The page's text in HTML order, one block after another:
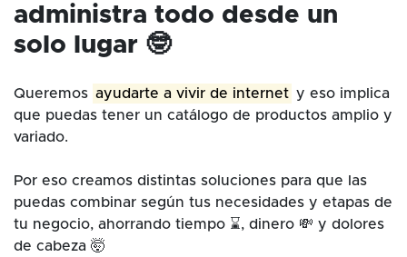
administra todo desde un
solo lugar 🤓
Queremos ayudarte a vivir de internet y eso implica
que puedas tener un catálogo de productos amplio y
variado.
Por eso creamos distintas soluciones para que las
puedas combinar según tus necesidades y etapas de
tu negocio, ahorrando tiempo ⌛, dinero 💸 y dolores
de cabeza 🤯